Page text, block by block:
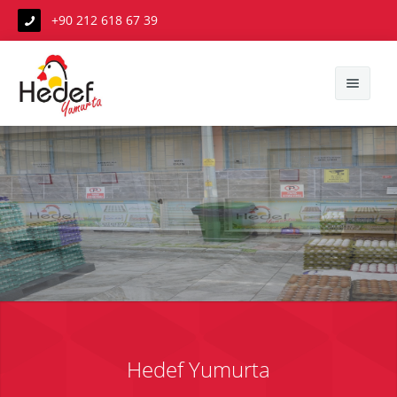
+90 212 618 67 39
Anasayfa
Hakkımızda
Hizmetlerimiz
Hizmet BölgelerimizHedef Yumurta